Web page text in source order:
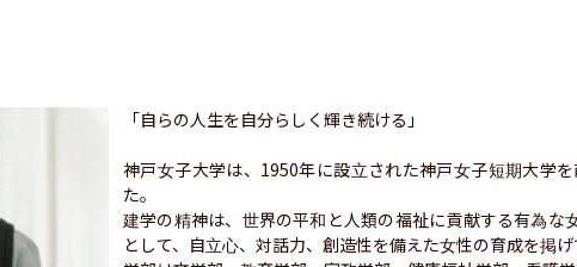
「自らの人生を自分らしく輝き続ける」
神戸女子大学は、1950年に設立された神戸女子短期大学
た。
建学の精神は、世界の平和と人類の福祉に貢献する有為な
として、自立心、対話力、創造性を備えた女性の育成を掲げ